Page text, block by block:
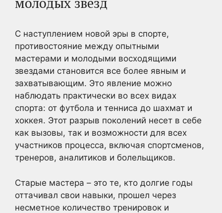
С наступлением новой эры в спорте,
противостояние между опытными
мастерами и молодыми восходящими
звездами становится все более явным и
захватывающим. Это явление можно
наблюдать практически во всех видах
спорта: от футбола и тенниса до шахмат и
хоккея. Этот разрыв поколений несет в себе
как вызовы, так и возможности для всех
участников процесса, включая спортсменов,
тренеров, аналитиков и болельщиков.
Старые мастера – это те, кто долгие годы
оттачивал свои навыки, прошел через
несметное количество тренировок и